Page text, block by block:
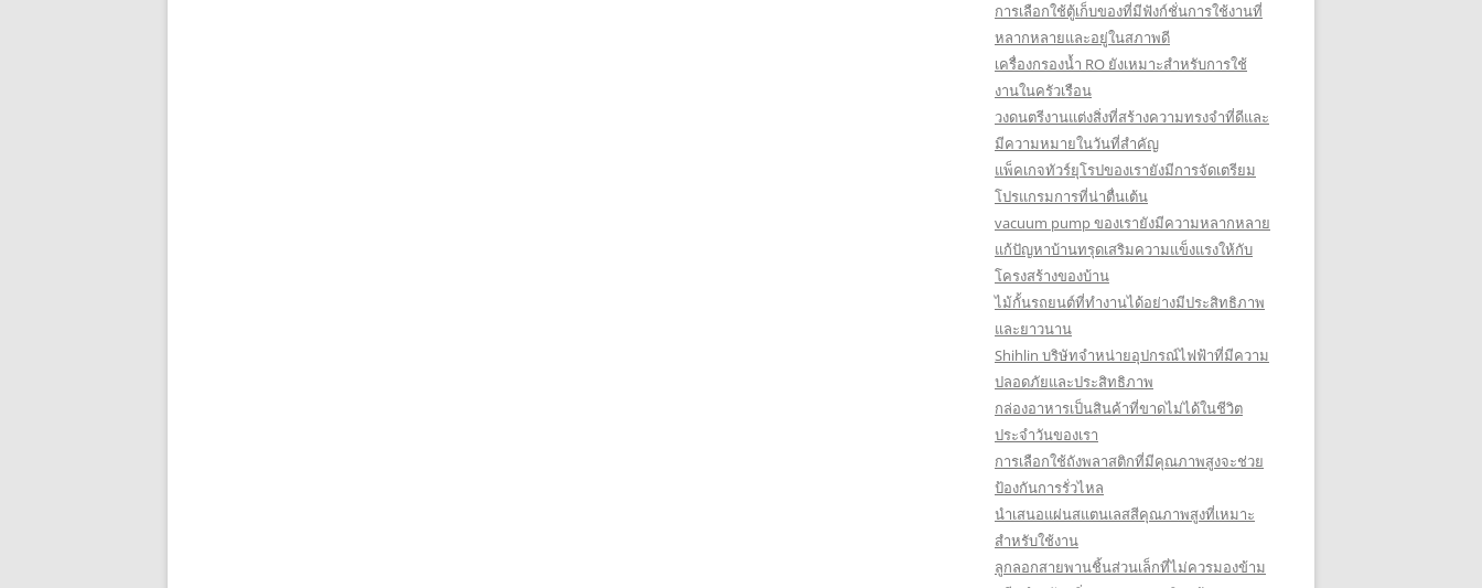
การเลือกใช้ตู้เก็บของที่มีฟังก์ชั่นการใช้งานที่
หลากหลายและอยู่ในสภาพดี
เครื่องกรองน้ำ RO ยังเหมาะสำหรับการใช้
งานในครัวเรือน
วงดนตรีงานแต่งสิ่งที่สร้างความทรงจำที่ดีและ
มีความหมายในวันที่สำคัญ
แพ็คเกจทัวร์ยุโรปของเรายังมีการจัดเตรียม
โปรแกรมการที่น่าตื่นเต้น
vacuum pump ของเรายังมีความหลากหลาย
แก้ปัญหาบ้านทรุดเสริมความแข็งแรงให้กับ
โครงสร้างของบ้าน
ไม้กั้นรถยนต์ที่ทำงานได้อย่างมีประสิทธิภาพ
และยาวนาน
Shihlin บริษัทจำหน่ายอุปกรณ์ไฟฟ้าที่มีความ
ปลอดภัยและประสิทธิภาพ
กล่องอาหารเป็นสินค้าที่ขาดไม่ได้ในชีวิต
ประจำวันของเรา
การเลือกใช้ถังพลาสติกที่มีคุณภาพสูงจะช่วย
ป้องกันการรั่วไหล
นำเสนอแผ่นสแตนเลสสีคุณภาพสูงที่เหมาะ
สำหรับใช้งาน
ลูกลอกสายพานชิ้นส่วนเล็กที่ไม่ควรมองข้าม